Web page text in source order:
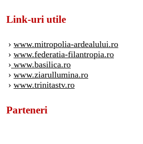
Link-uri utile
› www.mitropolia-ardealului.ro
› www.federatia-filantropia.ro
› www.basilica.ro
› www.ziarullumina.ro
› www.trinitastv.ro
Parteneri